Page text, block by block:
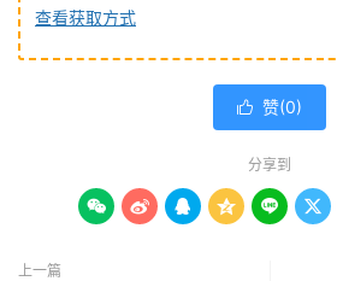
查看获取方式
 赞(0)
分享到
     
上一篇